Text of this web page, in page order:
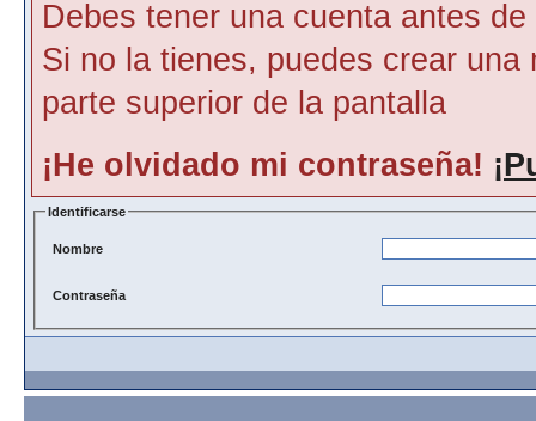
Debes tener una cuenta antes
Si no la tienes, puedes crear
parte superior de la pantalla
¡He olvidado mi contraseña!
Identificarse
Nombre
Contraseña